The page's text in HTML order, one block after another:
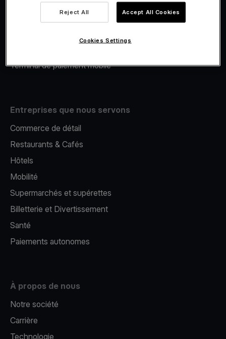
Financement Viva.com
Terminal de paiement mobile
Entreprises que nous servons
Commerce de détail
Restaurants & Cafés
Hôtels
Mobilité
Supermarchés et supérettes
Billetterie et Divertissement
Santé
Paiements autonomes
À propos de nous
Notre société
Carrière
Technologie
Reject All Accept All Cookies
Cookies Settings